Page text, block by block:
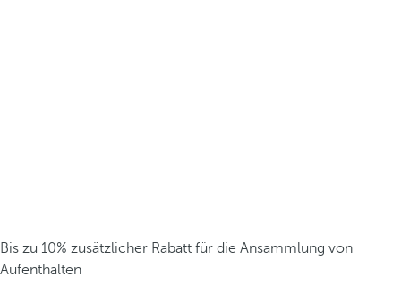
Bis zu 10% zusätzlicher Rabatt für die Ansammlung von
Aufenthalten